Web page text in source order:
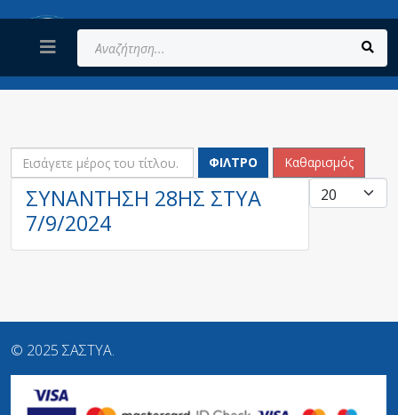
Αναζήτηση...
ΕΙΣΆΓΕΤΕ ΜΈΡΟΣ ΤΟΥ ΤΊΤΛΟΥ.
ΦΊΛΤΡΟ Καθαρισμός
ΣΥΝΑΝΤΗΣΗ 28ΗΣ ΣΤΥΑ
7/9/2024
© 2025 ΣΑΣΤΥΑ.